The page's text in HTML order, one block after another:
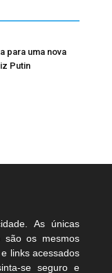
para uma nova
Putin
As únicas
são os mesmos
links acessados
se seguro e